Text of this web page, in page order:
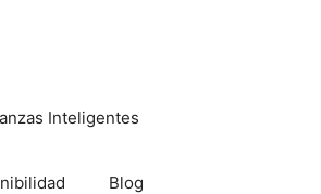
Inteligentes
Blog